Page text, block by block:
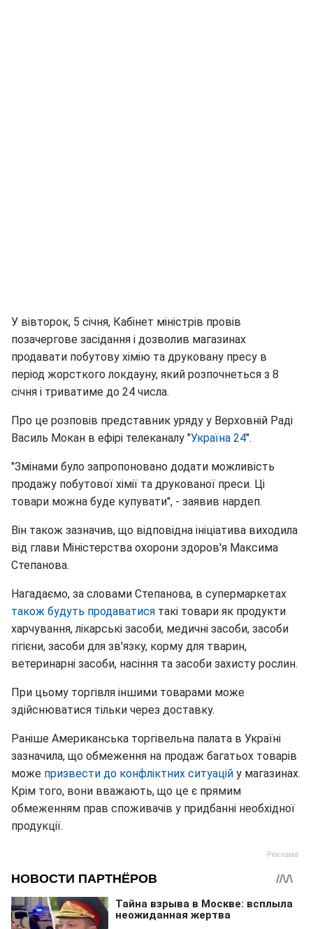
У вівторок, 5 січня, Кабінет міністрів провів
позачергове засідання і дозволив магазинах
продавати побутову хімію та друковану пресу в
період жорсткого локдауну, який розпочнеться з 8
січня і триватиме до 24 числа.
Про це розповів представник уряду у Верховній Раді
Василь Мокан в ефірі телеканалу "Україна 24".
"Змінами було запропоновано додати можливість
продажу побутової хімії та друкованої преси. Ці
товари можна буде купувати", - заявив нардеп.
Він також зазначив, що відповідна ініціатива виходила
від глави Міністерства охорони здоров'я Максима
Степанова.
Нагадаємо, за словами Степанова, в супермаркетах
також будуть продаватися такі товари як продукти
харчування, лікарські засоби, медичні засоби, засоби
гігієни, засоби для зв'язку, корму для тварин,
ветеринарні засоби, насіння та засоби захисту рослин.
При цьому торгівля іншими товарами може
здійснюватися тільки через доставку.
Раніше Американська торгівельна палата в Україні
зазначила, що обмеження на продаж багатьох товарів
може призвести до конфліктних ситуацій у магазинах.
Крім того, вони вважають, що це є прямим
обмеженням прав споживачів у придбанні необхідної
продукції.